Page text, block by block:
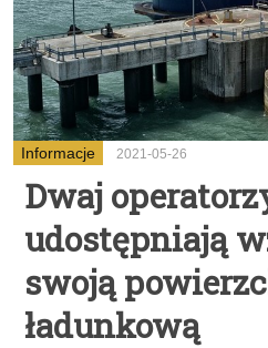
Informacje 2021-05-26
Dwaj
udostępniają
swoją
ładunkową